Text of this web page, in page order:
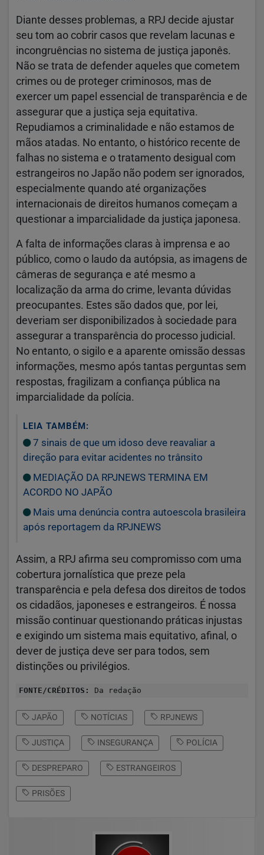
Diante desses problemas, a RPJ decide ajustar
seu tom ao cobrir casos que revelam lacunas e
incongruências no sistema de justiça japonês.
Não se trata de defender aqueles que cometem
crimes ou de proteger criminosos, mas de
exercer um papel essencial de transparência e de
assegurar que a justiça seja equitativa.
Repudiamos a criminalidade e não estamos de
mãos atadas. No entanto, o histórico recente de
falhas no sistema e o tratamento desigual com
estrangeiros no Japão não podem ser ignorados,
especialmente quando até organizações
internacionais de direitos humanos começam a
questionar a imparcialidade da justiça japonesa.
A falta de informações claras à imprensa e ao
público, como o laudo da autópsia, as imagens de
câmeras de segurança e até mesmo a
localização da arma do crime, levanta dúvidas
preocupantes. Estes são dados que, por lei,
deveriam ser disponibilizados à sociedade para
assegurar a transparência do processo judicial.
No entanto, o sigilo e a aparente omissão dessas
informações, mesmo após tantas perguntas sem
respostas, fragilizam a confiança pública na
imparcialidade da polícia.
LEIA TAMBÉM:
7 sinais de que um idoso deve reavaliar a
direção para evitar acidentes no trânsito
MEDIAÇÃO DA RPJNEWS TERMINA EM
ACORDO NO JAPÃO
Mais uma denúncia contra autoescola brasileira
após reportagem da RPJNEWS
Assim, a RPJ afirma seu compromisso com uma
cobertura jornalística que preze pela
transparência e pela defesa dos direitos de todos
os cidadãos, japoneses e estrangeiros. É nossa
missão continuar questionando práticas injustas
e exigindo um sistema mais equitativo, afinal, o
dever de justiça deve ser para todos, sem
distinções ou privilégios.
FONTE/CRÉDITOS: Da redação
JAPÃO NOTÍCIAS RPJNEWS
JUSTIÇA INSEGURANÇA POLÍCIA
DESPREPARO ESTRANGEIROS
PRISÕES